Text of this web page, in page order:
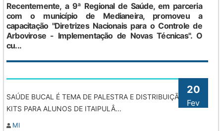
Recentemente, a 9ª Regional de Saúde, em parceria
com o município de Medianeira, promoveu a
capacitação "Diretrizes Nacionais para o Controle de
Arbovirose - Implementação de Novas Técnicas". O
cu...
20
Fev
SAÚDE BUCAL É TEMA DE PALESTRA E DISTRIBUIÇÃO DE
KITS PARA ALUNOS DE ITAIPULÂ...
MI